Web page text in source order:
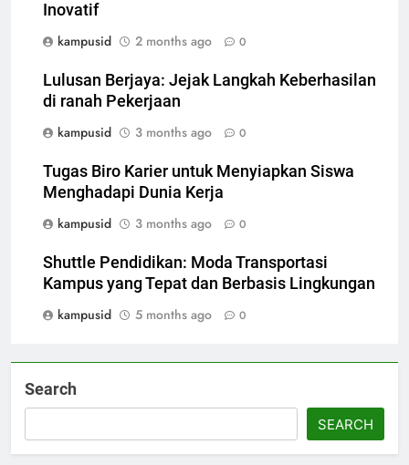
Inovatif
kampusid
2 months ago 0
Lulusan Berjaya: Jejak Langkah Keberhasilan
di ranah Pekerjaan
kampusid
3 months ago 0
Tugas Biro Karier untuk Menyiapkan Siswa
Menghadapi Dunia Kerja
kampusid
3 months ago 0
Shuttle Pendidikan: Moda Transportasi
Kampus yang Tepat dan Berbasis Lingkungan
kampusid
5 months ago 0
Search
SEARCH